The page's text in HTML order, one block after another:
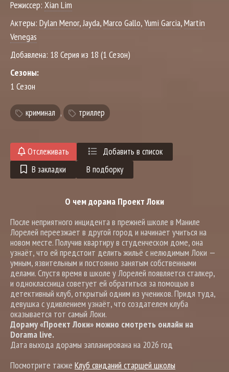
Режиссер: Xian Lim
Актеры: Dylan Menor,Jayda,Marco Gallo,Yumi Garcia,Martin
Venegas
Добавлена: 18 Серия из 18 (1 Сезон)
Сезоны:
1 Сезон
криминал , триллер
Отслеживать
Добавить в список
В закладки
В подборку
О чем дорама Проект Локи
После неприятного инцидента в прежней школе в Маниле
Лорелей переезжает в другой город и начинает учиться на
новом месте. Получив квартиру в студенческом доме, она
узнаёт, что ей предстоит делить жильё с нелюдимым Локи —
умным, язвительным и постоянно занятым собственными
делами. Спустя время в школе у Лорелей появляется сталкер,
и одноклассница советует ей обратиться за помощью в
детективный клуб, открытый одним из учеников. Придя туда,
девушка с удивлением узнаёт, что создателем клуба
оказывается тот самый Локи.
Дораму «Проект Локи» можно смотреть онлайн на
Dorama live.
Дата выхода дорамы запланирована на 2026 год
Посмотрите также Клуб свиданий старшей школы